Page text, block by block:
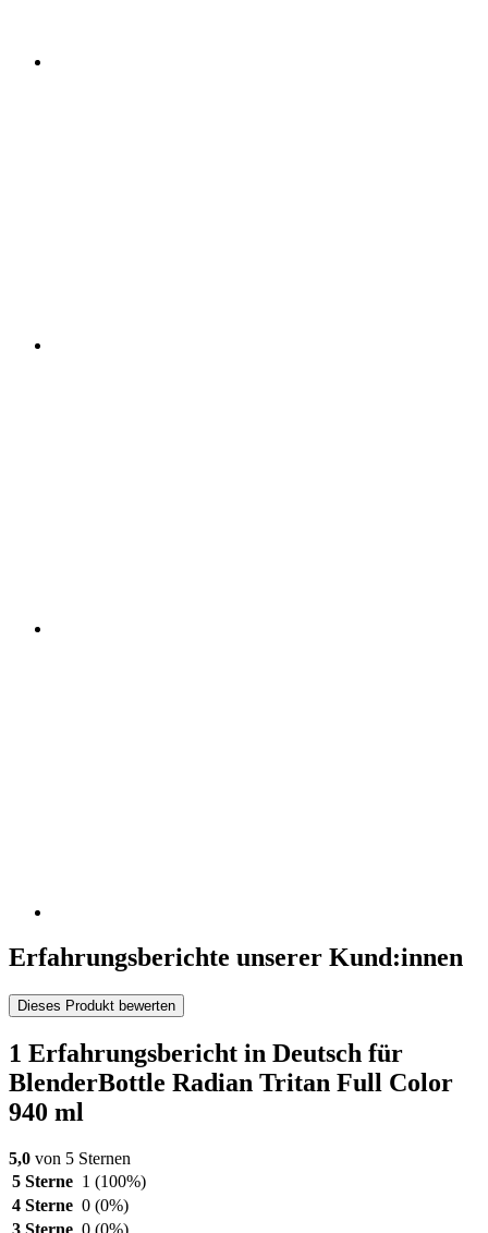
Erfahrungsberichte unserer Kund:innen
Dieses Produkt bewerten
1 Erfahrungsbericht in Deutsch für
BlenderBottle Radian Tritan Full Color
940 ml
5,0 von 5 Sternen
5 Sterne 1 (100%)
4 Sterne 0 (0%)